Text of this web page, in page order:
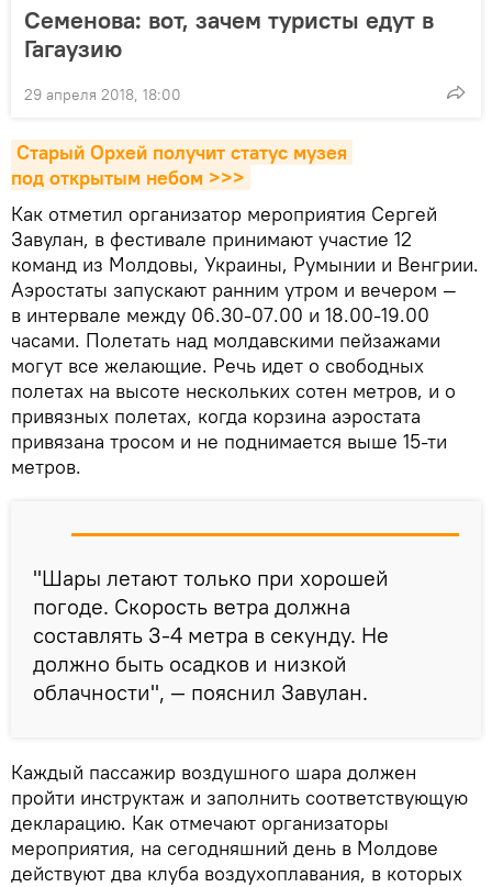
Семенова: вот, зачем туристы едут в
Гагаузию
29 апреля 2018, 18:00
Старый Орхей получит статус музея
под открытым небом >>>
Как отметил организатор мероприятия Сергей
Завулан, в фестивале принимают участие 12
команд из Молдовы, Украины, Румынии и Венгрии.
Аэростаты запускают ранним утром и вечером —
в интервале между 06.30-07.00 и 18.00-19.00
часами. Полетать над молдавскими пейзажами
могут все желающие. Речь идет о свободных
полетах на высоте нескольких сотен метров, и о
привязных полетах, когда корзина аэростата
привязана тросом и не поднимается выше 15-ти
метров.
"Шары летают только при хорошей
погоде. Скорость ветра должна
составлять 3-4 метра в секунду. Не
должно быть осадков и низкой
облачности", — пояснил Завулан.
Каждый пассажир воздушного шара должен
пройти инструктаж и заполнить соответствующую
декларацию. Как отмечают организаторы
мероприятия, на сегодняшний день в Молдове
действуют два клуба воздухоплавания, в которых